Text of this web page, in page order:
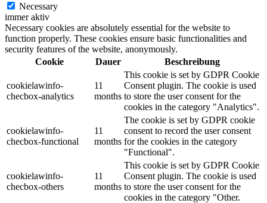
Necessary
immer aktiv
Necessary cookies are absolutely essential for the website to
function properly. These cookies ensure basic functionalities and
security features of the website, anonymously.
Cookie
Dauer Beschreibung
cookielawinfo-
checbox-analytics
11
months
This cookie is set by GDPR Cookie
Consent plugin. The cookie is used
to store the user consent for the
cookies in the category "Analytics".
cookielawinfo-
checbox-functional
11
months
The cookie is set by GDPR cookie
consent to record the user consent
for the cookies in the category
"Functional".
cookielawinfo-
checbox-others
11
months
This cookie is set by GDPR Cookie
Consent plugin. The cookie is used
to store the user consent for the
cookies in the category "Other.